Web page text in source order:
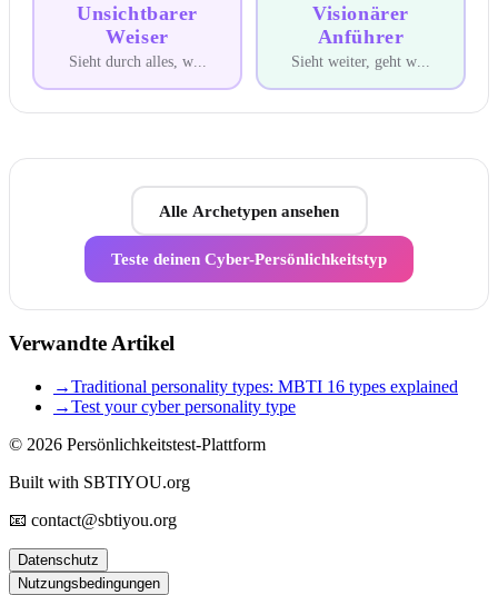
Unsichtbarer
Weiser
Sieht durch alles, w...
Visionärer
Anführer
Sieht weiter, geht w
Alle Archetypen ansehen
Teste deinen Cyber-Persönlichkeitstyp
Verwandte Artikel
→Traditional personality types: MBTI 16 types explained
→Test your cyber personality type
© 2026 Persönlichkeitstest-Plattform
Built with SBTIYOU.org
📧 contact@sbtiyou.org
Datenschutz
Nutzungsbedingungen